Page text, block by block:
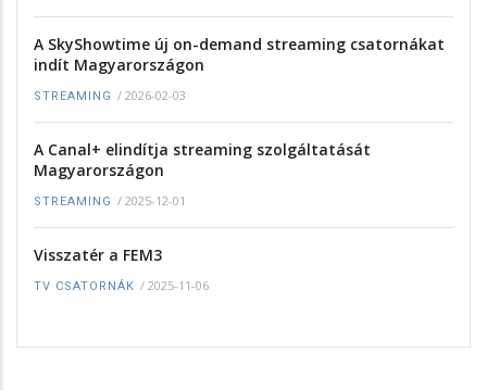
A SkyShowtime új on-demand streaming csatornákat
indít Magyarországon
STREAMING / 2026-02-03
A Canal+ elindítja streaming szolgáltatását
Magyarországon
STREAMING / 2025-12-01
Visszatér a FEM3
TV CSATORNÁK / 2025-11-06